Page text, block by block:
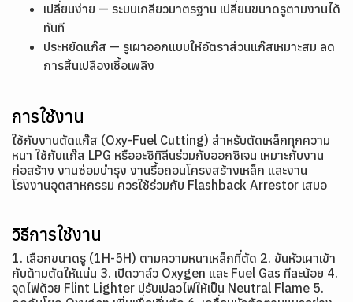
เปลี่ยนง่าย — ระบบเกลียวมาตรฐาน เปลี่ยนขนาดรูตามงานได้
ทันที
ประหยัดแก๊ส — รูเผาออกแบบให้อัตราส่วนแก๊สเหมาะสม ลด
การสิ้นเปลืองเชื้อเพลิง
การใช้งาน
ใช้กับงานตัดแก๊ส (Oxy-Fuel Cutting) สำหรับตัดเหล็กทุกความ
หนา ใช้กับแก๊ส LPG หรืออะซิทิลีนร่วมกับออกซิเจน เหมาะกับงาน
ก่อสร้าง งานซ่อมบำรุง งานรื้อถอนโครงสร้างเหล็ก และงาน
โรงงานอุตสาหกรรม ควรใช้ร่วมกับ Flashback Arrestor เสมอ
วิธีการใช้งาน
1. เลือกขนาดรู (1H-5H) ตามความหนาเหล็กที่ตัด 2. ขันหัวเผาเข้า
กับด้ามตัดให้แน่น 3. เปิดวาล์ว Oxygen และ Fuel Gas ทีละน้อย 4.
จุดไฟด้วย Flint Lighter ปรับเปลวไฟให้เป็น Neutral Flame 5.